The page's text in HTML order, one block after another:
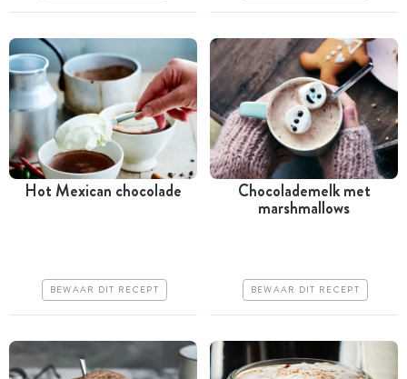
Erg makkelijk
Hot Mexican chocolade
BEWAAR DIT RECEPT
Minder dan 30 minuten
Erg makkelijk
Chocolademelk met
marshmallows
BEWAAR DIT RECEPT